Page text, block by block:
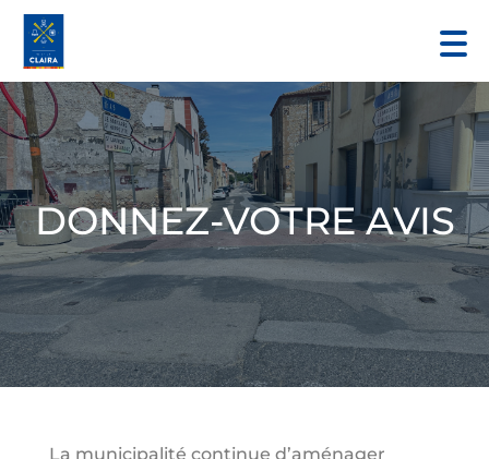
DONNEZ-VOTRE AVIS
La municipalité continue d’aménager